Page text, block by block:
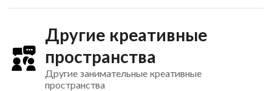
Другие креативные
пространства
Другие занимательные креативные
пространства